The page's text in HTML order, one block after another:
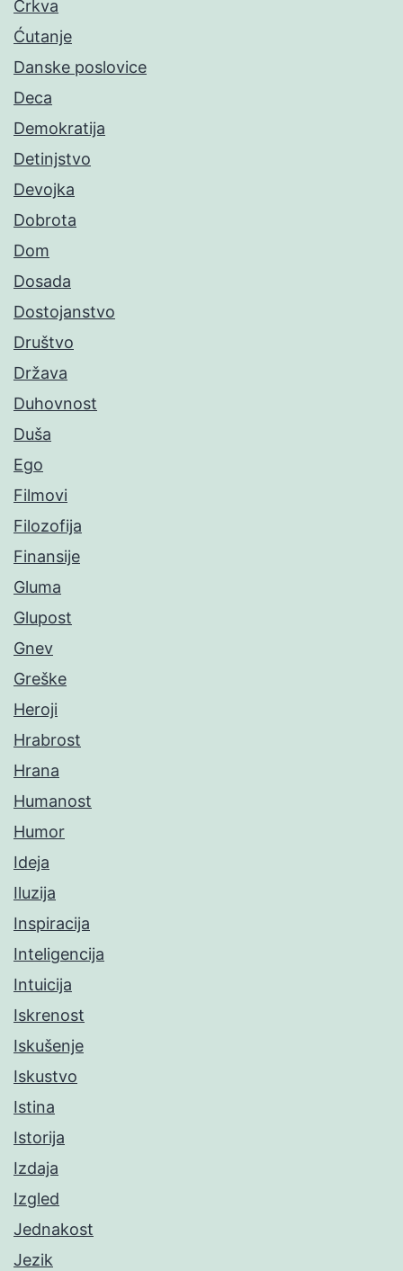
Crkva
Ćutanje
Danske poslovice
Deca
Demokratija
Detinjstvo
Devojka
Dobrota
Dom
Dosada
Dostojanstvo
Društvo
Država
Duhovnost
Duša
Ego
Filmovi
Filozofija
Finansije
Gluma
Glupost
Gnev
Greške
Heroji
Hrabrost
Hrana
Humanost
Humor
Ideja
Iluzija
Inspiracija
Inteligencija
Intuicija
Iskrenost
Iskušenje
Iskustvo
Istina
Istorija
Izdaja
Izgled
Jednakost
Jezik